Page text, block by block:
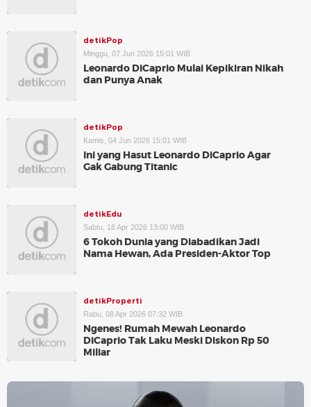
detikPop
Minggu, 07 Jun 2026 15:01 WIB
Leonardo DiCaprio Mulai Kepikiran Nikah
dan Punya Anak
detikPop
Kamis, 04 Jun 2026 15:01 WIB
Ini yang Hasut Leonardo DiCaprio Agar
Gak Gabung Titanic
detikEdu
Sabtu, 18 Apr 2026 13:00 WIB
6 Tokoh Dunia yang Diabadikan Jadi
Nama Hewan, Ada Presiden-Aktor Top
detikProperti
Rabu, 08 Apr 2026 07:32 WIB
Ngenes! Rumah Mewah Leonardo
DiCaprio Tak Laku Meski Diskon Rp 50
Miliar